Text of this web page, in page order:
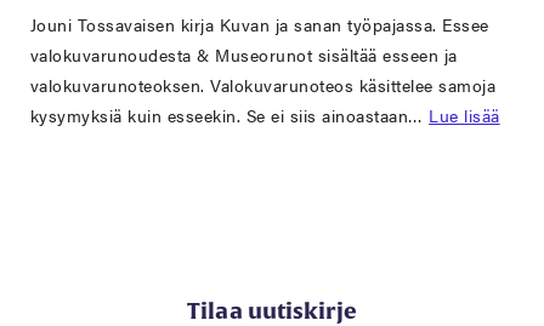
Jouni Tossavaisen kirja Kuvan ja sanan työpajassa. Essee
valokuvarunoudesta & Museorunot sisältää esseen ja
valokuvarunoteoksen. Valokuvarunoteos käsittelee samoja
kysymyksiä kuin esseekin. Se ei siis ainoastaan… Lue lisää
Tilaa uutiskirje